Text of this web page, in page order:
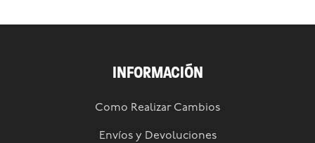
INFORMACIÓN
Como Realizar Cambios
Envíos y Devoluciones